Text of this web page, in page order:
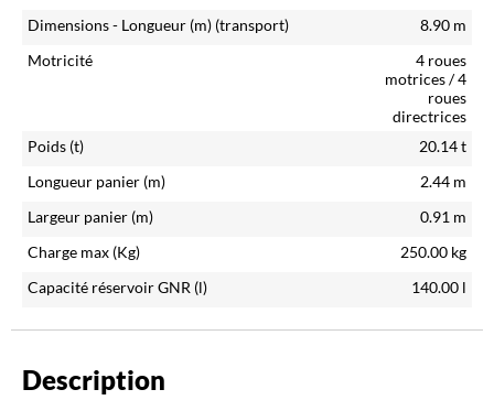
Dimensions - Longueur (m) (transport) 8.90 m
Motricité
4 roues
motrices / 4
roues
directrices
Poids (t)
20.14t
Longueur panier (m)
2.44 m
Largeur panier (m)
0.91 m
Charge max (Kg)
250.00 kg
Capacité réservoir GNR (l)
140.00 l
Description